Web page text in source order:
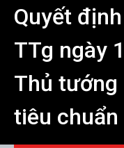
Quyết
TTg ngày
Thủ tướng
tiêu chuẩn